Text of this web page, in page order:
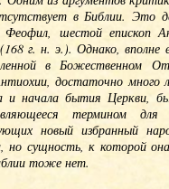
в Библии. Это
шестой епископ
г. н. э.). Однако, вполне
в Божественном
достаточно много
начала бытия Церкви,
термином для
новый избранный
но сущность, к которой
тоже нет.